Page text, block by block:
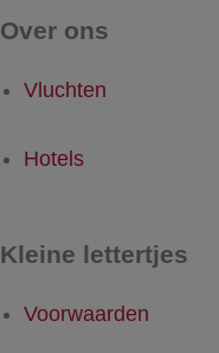
Over ons
Vluchten
Hotels
Kleine lettertjes
Voorwaarden